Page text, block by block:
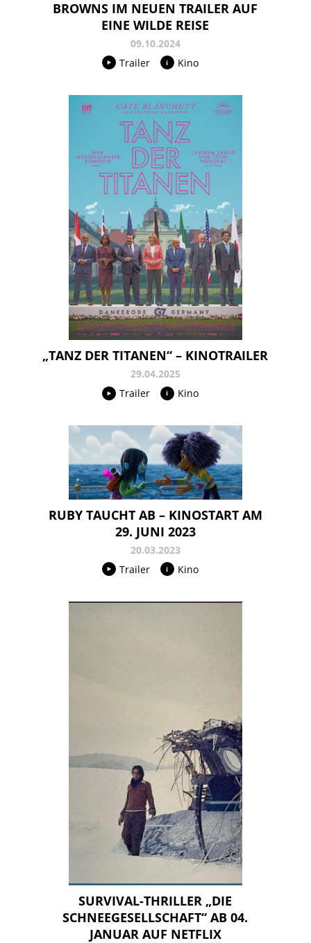
BROWNS IM NEUEN TRAILER AUF
EINE WILDE REISE
09.10.2024
Trailer
Kino
„TANZ DER TITANEN“ – KINOTRAILER
29.04.2025
Trailer
Kino
RUBY TAUCHT AB – KINOSTART AM
29. JUNI 2023
20.03.2023
Trailer
Kino
SURVIVAL-THRILLER „DIE
SCHNEEGESELLSCHAFT“ AB 04.
JANUAR AUF NETFLIX